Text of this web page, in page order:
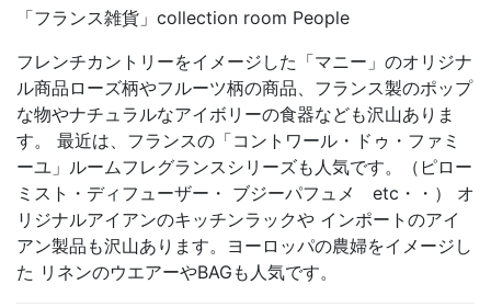
「フランス雑貨」collection room People
フレンチカントリーをイメージした「マニー」のオリジナ
ル商品ローズ柄やフルーツ柄の商品、フランス製のポップ
な物やナチュラルなアイボリーの食器なども沢山ありま
す。 最近は、フランスの「コントワール・ドゥ・ファミ
ーユ」ルームフレグランスシリーズも人気です。（ピロー
ミスト・ディフューザー・ ブジーパフュメ etc・・） オ
リジナルアイアンのキッチンラックや インポートのアイ
アン製品も沢山あります。ヨーロッパの農婦をイメージし
た リネンのウエアーやBAGも人気です。